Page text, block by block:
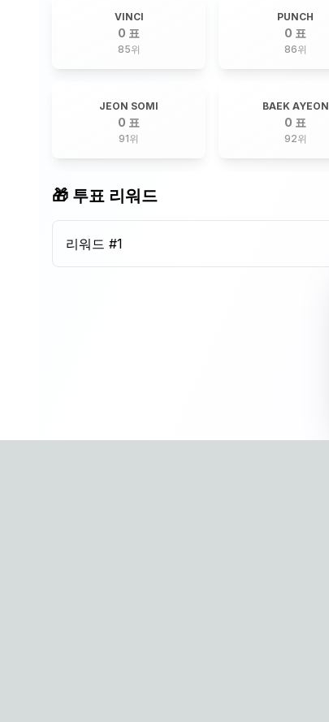
VINCI
0 표
85위
PUNCH
0 표
86위
JEON SOMI
0 표
91위
BAEK AYEON
0 표
92위
🎁 투표 리워드
리워드 #1